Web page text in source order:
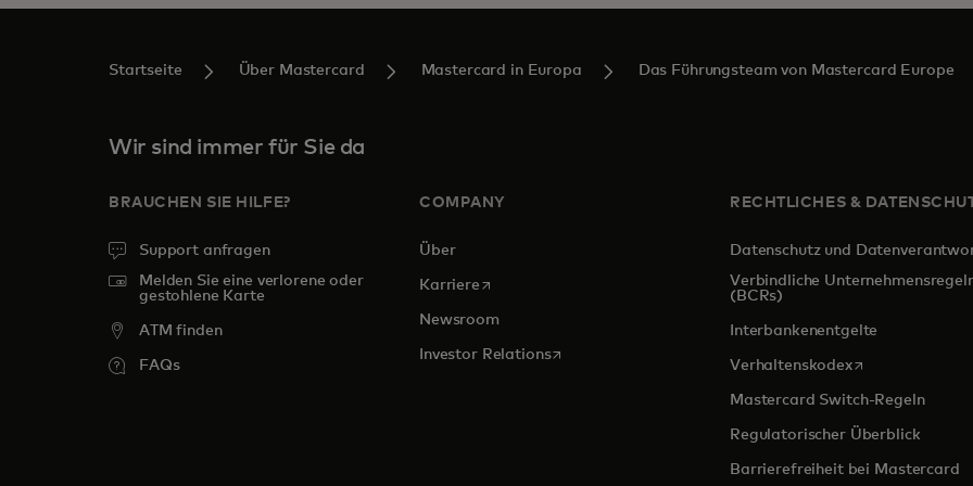
Startseite Über Mastercard Mastercard in Europa Das Führungsteam von Mastercard Europe
Wir sind immer für Sie da
BRAUCHEN SIE HILFE?
Support anfragen
Melden Sie eine verlorene oder
gestohlene Karte
ATM finden
FAQs
COMPANY
Über
Karrierewird in einer neuen Registerkarte geöffnet
Newsroom
Investor Relationswird in einer neuen Registerkarte geöffnet
RECHTLICHES &
Datenschutz und
Verbindliche
(BCRs)
Interbankenentgelte
Verhaltenskodexwird in einer
Mastercard Switch-Regeln
Regulatorischer Überblick
Barrierefreiheit bei Mastercard